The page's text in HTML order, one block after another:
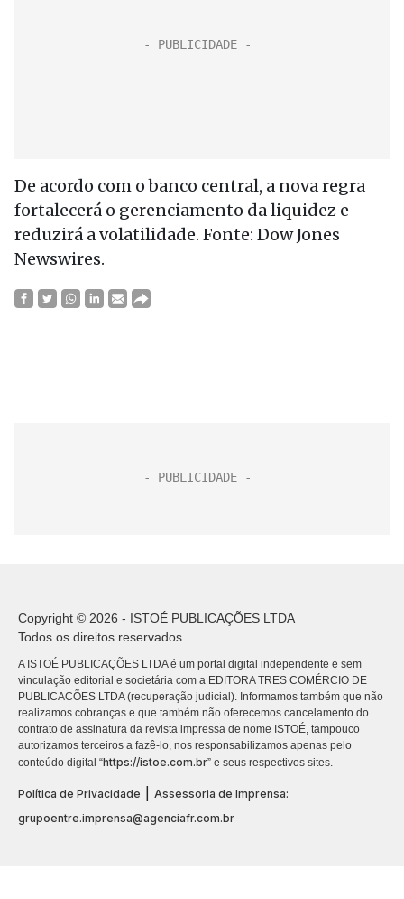
De acordo com o banco central, a nova regra
fortalecerá o gerenciamento da liquidez e
reduzirá a volatilidade. Fonte: Dow Jones
Newswires.
Copyright © 2026 - ISTOÉ PUBLICAÇÕES LTDA
Todos os direitos reservados.
A ISTOÉ PUBLICAÇÕES LTDA é um portal digital independente e sem
vinculação editorial e societária com a EDITORA TRES COMÉRCIO DE
PUBLICACÕES LTDA (recuperação judicial). Informamos também que não
realizamos cobranças e que também não oferecemos cancelamento do
contrato de assinatura da revista impressa de nome ISTOÉ, tampouco
autorizamos terceiros a fazê-lo, nos responsabilizamos apenas pelo
conteúdo digital “https://istoe.com.br” e seus respectivos sites.
Política de Privacidade
Assessoria de Imprensa:
grupoentre.imprensa@agenciafr.com.br